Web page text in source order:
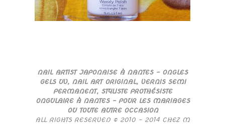
NAIL ARTIST JAPONAISE À NANTES – ONGLES
GELS UV, NAIL ART ORIGINAL, VERNIS SEMI
PERMANENT, STYLISTE PROTHÉSISTE
ONGULAIRE À NANTES – POUR LES MARIAGES
OU TOUTE AUTRE OCCASION
ALL RIGHTS RESERVED © 2010 – 2014 CHEZ M